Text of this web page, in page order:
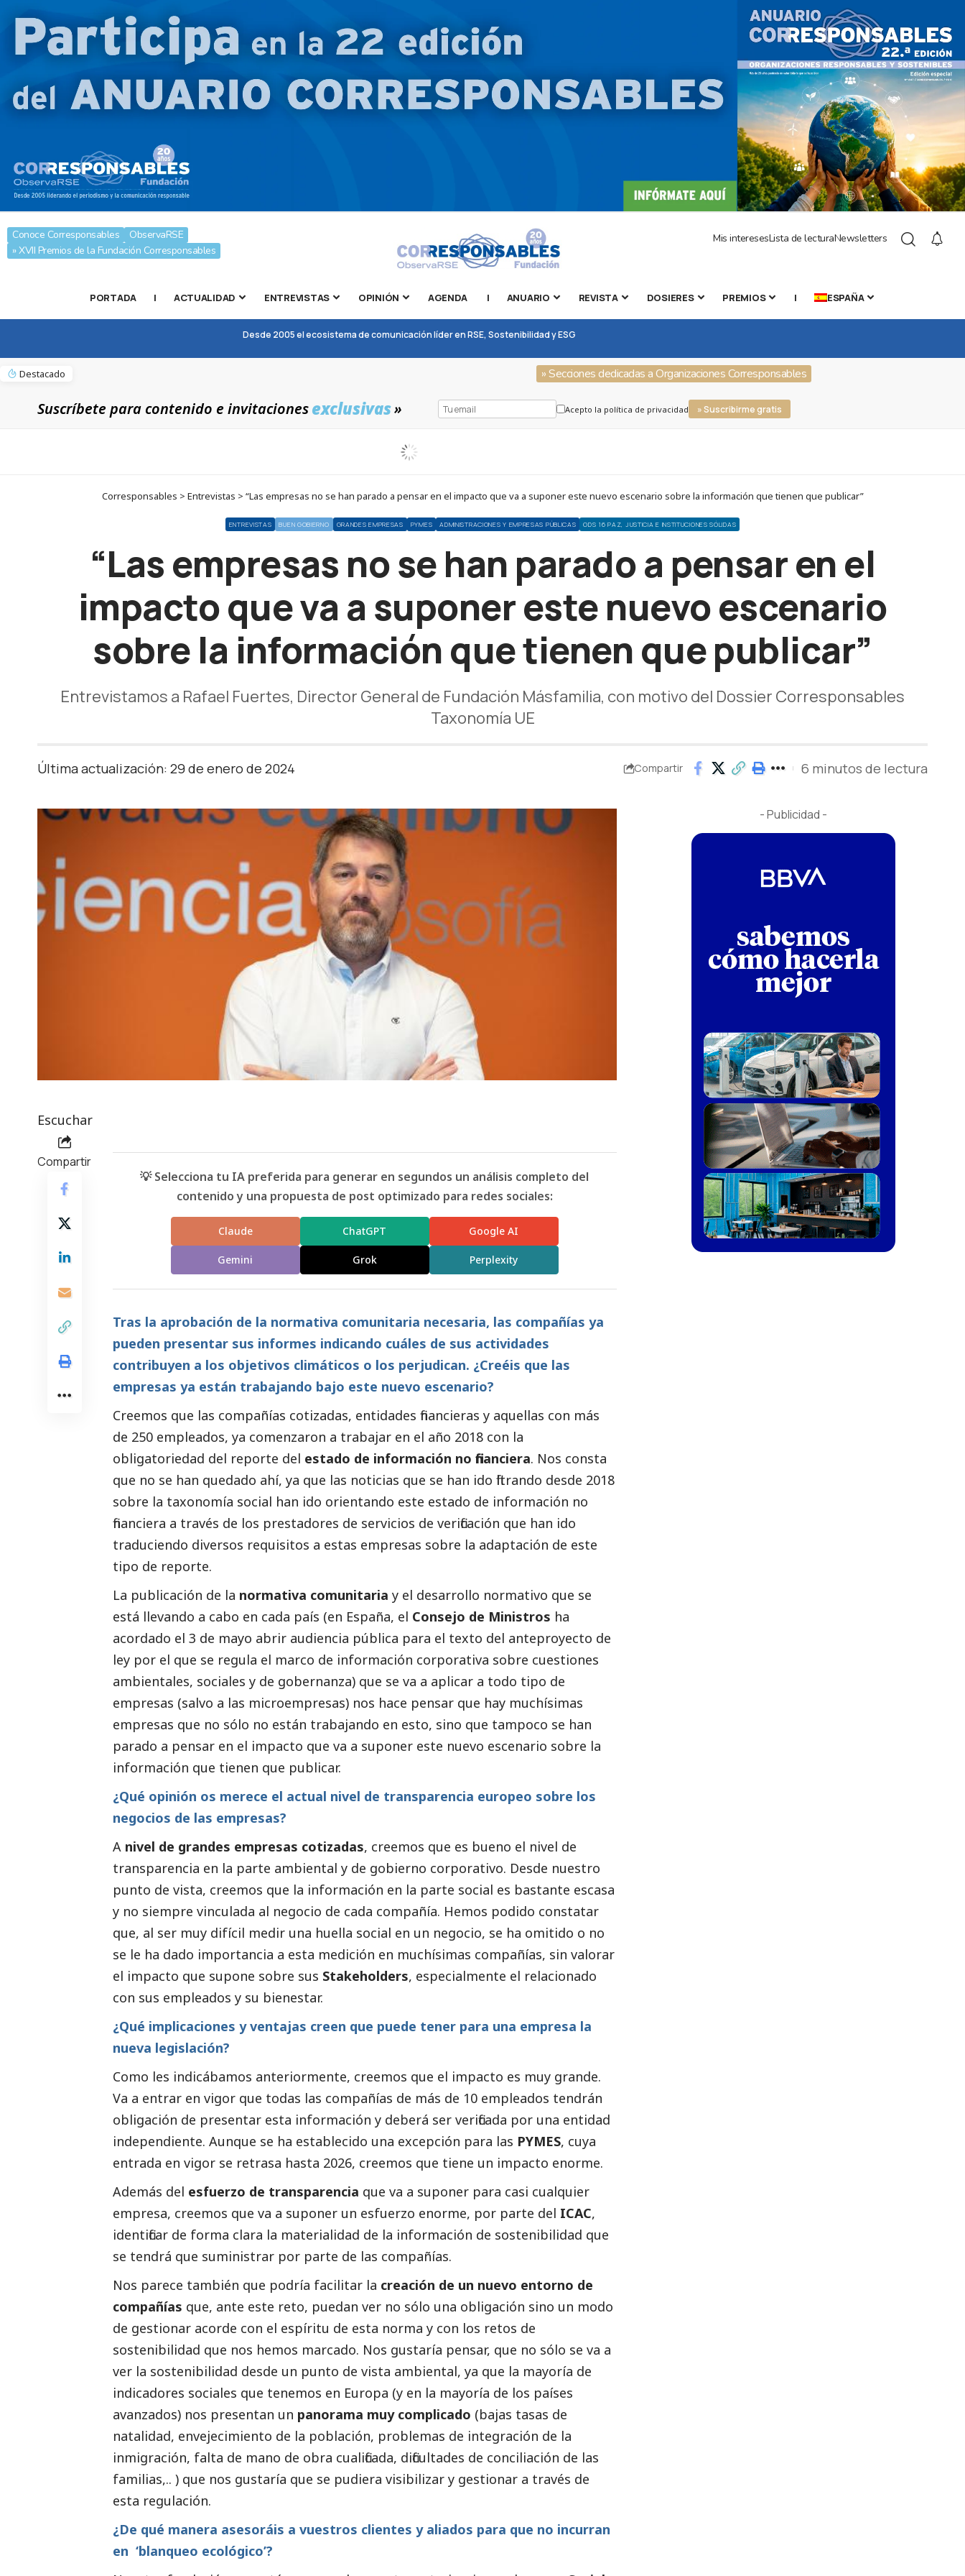
Conoce Corresponsables
ObservaRSE
» XVII Premios de la Fundación Corresponsables
Mis interesesLista de lecturaNewsletters
PORTADA | ACTUALIDAD ENTREVISTAS OPINIÓN AGENDA | ANUARIO REVISTA DOSIERES PREMIOS | ESPAÑA
Desde 2005 el ecosistema de comunicación líder en RSE, Sostenibilidad y ESG
Destacado » Secciones dedicadas a Organizaciones Corresponsables
Suscríbete para contenido e invitacionesexclusivas» Acepto la política de privacidad » Suscribirme gratis
Corresponsables > Entrevistas > “Las empresas no se han parado a pensar en el impacto que va a suponer este nuevo escenario sobre la información que tienen que publicar”
ENTREVISTAS BUEN GOBIERNO GRANDES EMPRESAS PYMES ADMINISTRACIONES Y EMPRESAS PÚBLICAS ODS 16 PAZ, JUSTICIA E INSTITUCIONES SÓLIDAS
“Las empresas no se han parado a pensar en el
impacto que va a suponer este nuevo escenario
sobre la información que tienen que publicar”
Entrevistamos a Rafael Fuertes, Director General de Fundación Másfamilia, con motivo del Dossier Corresponsables
Taxonomía UE
Última actualización: 29 de enero de 2024 Compartir 6 minutos de lectura
Escuchar
Compartir
💡 Selecciona tu IA preferida para generar en segundos un análisis completo del
contenido y una propuesta de post optimizado para redes sociales:
Claude ChatGPT Google AI
Gemini Grok Perplexity
Tras la aprobación de la normativa comunitaria necesaria, las compañías ya
pueden presentar sus informes indicando cuáles de sus actividades
contribuyen a los objetivos climáticos o los perjudican. ¿Creéis que las
empresas ya están trabajando bajo este nuevo escenario?
Creemos que las compañías cotizadas, entidades financieras y aquellas con más
de 250 empleados, ya comenzaron a trabajar en el año 2018 con la
obligatoriedad del reporte del estado de información no financiera. Nos consta
que no se han quedado ahí, ya que las noticias que se han ido filtrando desde 2018
sobre la taxonomía social han ido orientando este estado de información no
financiera a través de los prestadores de servicios de verificación que han ido
traduciendo diversos requisitos a estas empresas sobre la adaptación de este
tipo de reporte.
La publicación de la normativa comunitaria y el desarrollo normativo que se
está llevando a cabo en cada país (en España, el Consejo de Ministros ha
acordado el 3 de mayo abrir audiencia pública para el texto del anteproyecto de
ley por el que se regula el marco de información corporativa sobre cuestiones
ambientales, sociales y de gobernanza) que se va a aplicar a todo tipo de
empresas (salvo a las microempresas) nos hace pensar que hay muchísimas
empresas que no sólo no están trabajando en esto, sino que tampoco se han
parado a pensar en el impacto que va a suponer este nuevo escenario sobre la
información que tienen que publicar.
¿Qué opinión os merece el actual nivel de transparencia europeo sobre los
negocios de las empresas?
A nivel de grandes empresas cotizadas, creemos que es bueno el nivel de
transparencia en la parte ambiental y de gobierno corporativo. Desde nuestro
punto de vista, creemos que la información en la parte social es bastante escasa
y no siempre vinculada al negocio de cada compañía. Hemos podido constatar
que, al ser muy difícil medir una huella social en un negocio, se ha omitido o no
se le ha dado importancia a esta medición en muchísimas compañías, sin valorar
el impacto que supone sobre sus Stakeholders, especialmente el relacionado
con sus empleados y su bienestar.
¿Qué implicaciones y ventajas creen que puede tener para una empresa la
nueva legislación?
Como les indicábamos anteriormente, creemos que el impacto es muy grande.
Va a entrar en vigor que todas las compañías de más de 10 empleados tendrán
obligación de presentar esta información y deberá ser verificada por una entidad
independiente. Aunque se ha establecido una excepción para las PYMES, cuya
entrada en vigor se retrasa hasta 2026, creemos que tiene un impacto enorme.
Además del esfuerzo de transparencia que va a suponer para casi cualquier
empresa, creemos que va a suponer un esfuerzo enorme, por parte del ICAC,
identificar de forma clara la materialidad de la información de sostenibilidad que
se tendrá que suministrar por parte de las compañías.
Nos parece también que podría facilitar la creación de un nuevo entorno de
compañías que, ante este reto, puedan ver no sólo una obligación sino un modo
de gestionar acorde con el espíritu de esta norma y con los retos de
sostenibilidad que nos hemos marcado. Nos gustaría pensar, que no sólo se va a
ver la sostenibilidad desde un punto de vista ambiental, ya que la mayoría de
indicadores sociales que tenemos en Europa (y en la mayoría de los países
avanzados) nos presentan un panorama muy complicado (bajas tasas de
natalidad, envejecimiento de la población, problemas de integración de la
inmigración, falta de mano de obra cualificada, dificultades de conciliación de las
familias,.. ) que nos gustaría que se pudiera visibilizar y gestionar a través de
esta regulación.
¿De qué manera asesoráis a vuestros clientes y aliados para que no incurran
en ‘blanqueo ecológico’?
- Publicidad -